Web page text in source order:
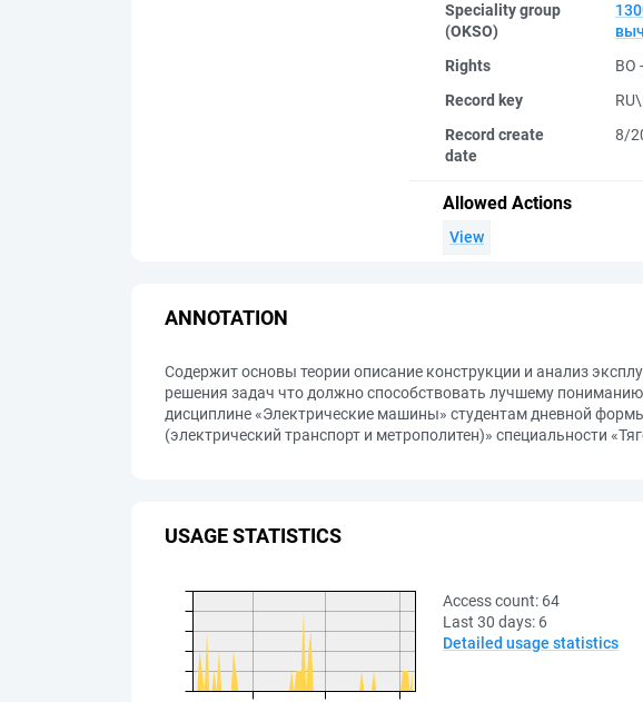
Speciality group
(OKSO)
Rights
ВО
Record key
Record create
date
8/
Allowed Actions
View
ANNOTATION
Содержит основы теории описание конструкции и анализ
решения задач что должно способствовать лучшему
дисциплине «Электрические машины» студентам дневной
(электрический транспорт и метрополитен)» специальности
USAGE STATISTICS
Access count: 64
Last 30 days: 6
Detailed usage statistics